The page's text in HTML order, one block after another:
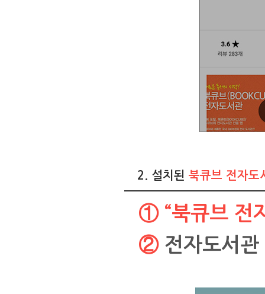
2. 설치된 북큐브 전자도
① “북큐브 전
② 전자도서